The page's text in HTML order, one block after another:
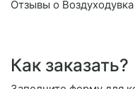
Отзывы о
Как заказать?